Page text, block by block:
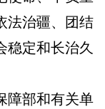
法治疆、团结
稳定和长治久
部和有关单